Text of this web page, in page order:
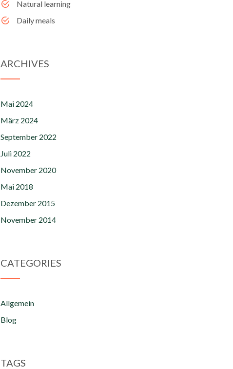
Natural learning
Daily meals
ARCHIVES
Mai 2024
März 2024
September 2022
Juli 2022
November 2020
Mai 2018
Dezember 2015
November 2014
CATEGORIES
Allgemein
Blog
TAGS